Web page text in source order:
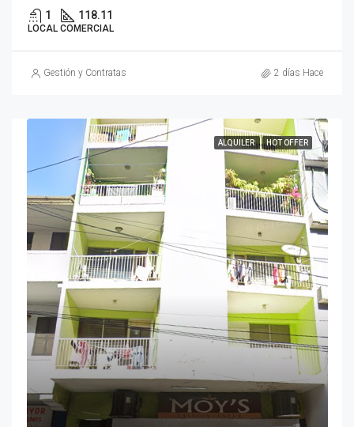
1 118.11
LOCAL COMERCIAL
Gestión y Contratas 2 días Hace
ALQUILER HOT OFFER